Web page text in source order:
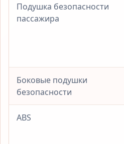
Подушка безопасности
пассажира
Боковые подушки
безопасности
ABS